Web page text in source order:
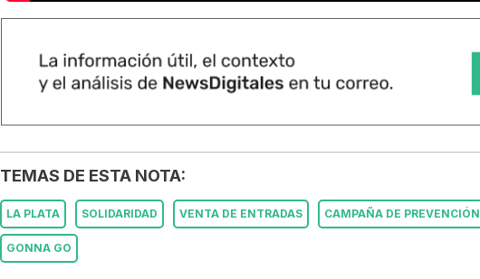
TEMAS DE ESTA NOTA:
LA PLATA SOLIDARIDAD VENTA DE ENTRADAS CAMPAÑA DE PREVENCIÓN
GONNA GO